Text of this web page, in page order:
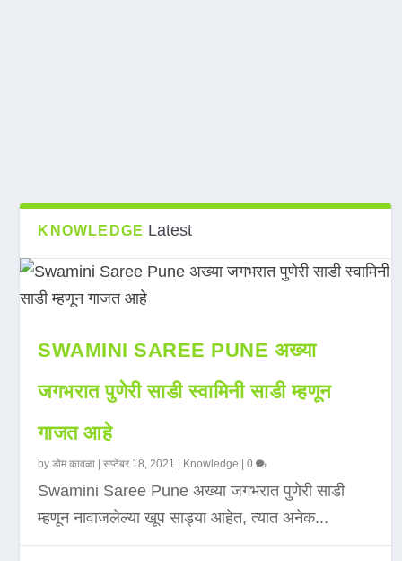
KNOWLEDGE Latest
SWAMINI SAREE PUNE अख्या
जगभरात पुणेरी साडी स्वामिनी साडी म्हणून
गाजत आहे
byडोम कावळा |सप्टेंबर 18, 2021 Knowledge |0
Swamini Saree Pune अख्या जगभरात पुणेरी साडी
म्हणून नावाजलेल्या खूप साड्या आहेत, त्यात अनेक...